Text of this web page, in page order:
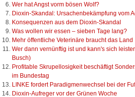
Wer hat Angst vorm bösen Wolf?
Dioxin-Skandal: Ursachenbekämpfung vom
Konsequenzen aus dem Dioxin-Skandal
Was wollen wir essen – sieben Tage lang?
Mehr öffentliche Veterinäre braucht das Land
Wer dann vernünftig ist und kann's sich
Busch)
Profitable Skrupellosigkeit beschäftigt
im Bundestag
LINKE fordert Paradigmenwechsel bei der
Dioxin-Aufreger vor der Grünen Woche